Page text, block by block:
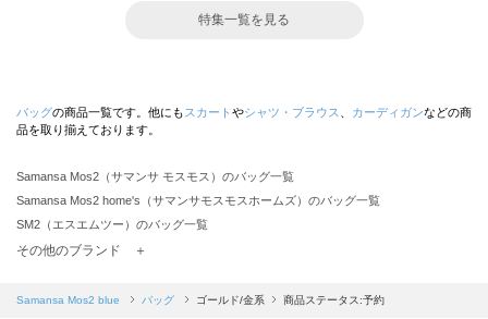
特集一覧を見る
バッグの商品一覧です。他にも スカート やシャツ・ブラウス カーディガンなどの商
品を取り揃えております。
Samansa Mos2（サマンサ モスモス）のバッグ一覧
Samansa Mos2 home's（サマンサモスモスホームズ）のバッグ一覧
SM2（エスエムツー）のバッグ一覧
TSUHARU by Samansa Mos2（ツハルバイサマンサモスモス）のバッグ一覧
Samansa Mos2 blue（サマンサモスモス ブルー）のバッグ一覧
その他のブランド ＋
Samansa Mos2 blue バッグ ゴールド/金系 商品ステータス:予約